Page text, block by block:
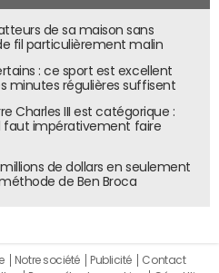
de sa maison sans
fil particulièrement malin
: ce sport est excellent
minutes régulières suffisent
Charles III est catégorique :
faut impérativement faire
millions de dollars en seulement
de Ben Broca
Notre société Publicité
Contact